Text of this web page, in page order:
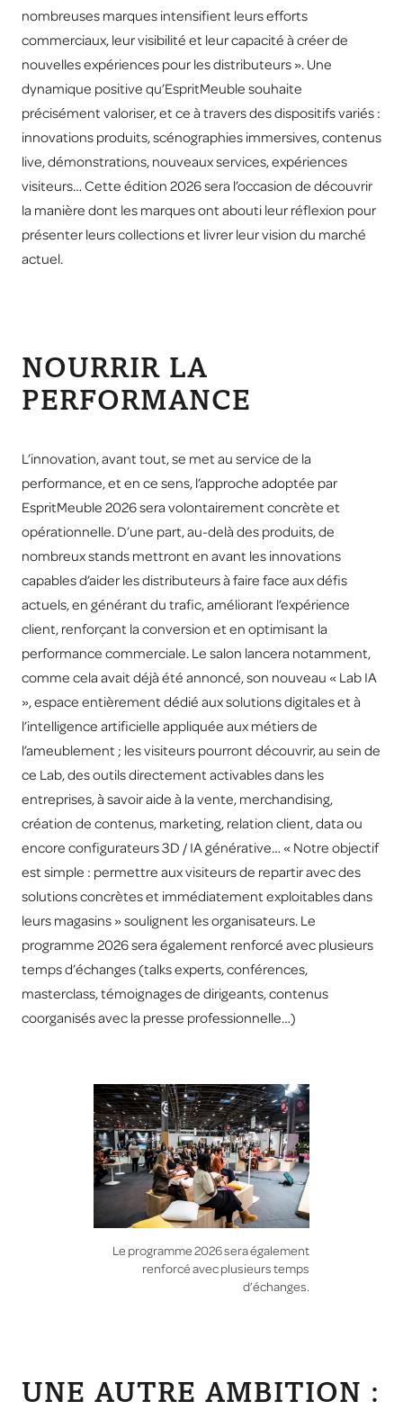
nombreuses marques intensifient leurs efforts
commerciaux, leur visibilité et leur capacité à créer de
nouvelles expériences pour les distributeurs ». Une
dynamique positive qu’EspritMeuble souhaite
précisément valoriser, et ce à travers des dispositifs variés :
innovations produits, scénographies immersives, contenus
live, démonstrations, nouveaux services, expériences
visiteurs… Cette édition 2026 sera l’occasion de découvrir
la manière dont les marques ont abouti leur réflexion pour
présenter leurs collections et livrer leur vision du marché
actuel.
NOURRIR LA
PERFORMANCE
L’innovation, avant tout, se met au service de la
performance, et en ce sens, l’approche adoptée par
EspritMeuble 2026 sera volontairement concrète et
opérationnelle. D’une part, au-delà des produits, de
nombreux stands mettront en avant les innovations
capables d’aider les distributeurs à faire face aux défis
actuels, en générant du trafic, améliorant l’expérience
client, renforçant la conversion et en optimisant la
performance commerciale. Le salon lancera notamment,
comme cela avait déjà été annoncé, son nouveau « Lab IA
», espace entièrement dédié aux solutions digitales et à
l’intelligence artificielle appliquée aux métiers de
l’ameublement ; les visiteurs pourront découvrir, au sein de
ce Lab, des outils directement activables dans les
entreprises, à savoir aide à la vente, merchandising,
création de contenus, marketing, relation client, data ou
encore configurateurs 3D / IA générative… « Notre objectif
est simple : permettre aux visiteurs de repartir avec des
solutions concrètes et immédiatement exploitables dans
leurs magasins » soulignent les organisateurs. Le
programme 2026 sera également renforcé avec plusieurs
temps d’échanges (talks experts, conférences,
masterclass, témoignages de dirigeants, contenus
coorganisés avec la presse professionnelle…)
Le programme 2026 sera également
renforcé avec plusieurs temps
d’échanges.
UNE AUTRE AMBITION :